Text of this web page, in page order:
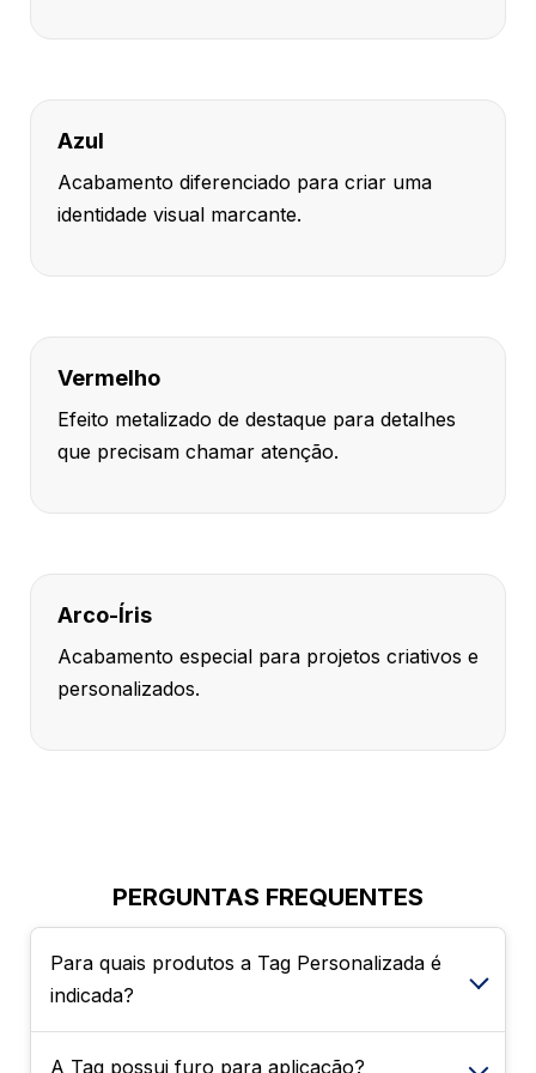
Azul
Acabamento diferenciado para criar uma
identidade visual marcante.
Vermelho
Efeito metalizado de destaque para detalhes
que precisam chamar atenção.
Arco-Íris
Acabamento especial para projetos criativos e
personalizados.
PERGUNTAS FREQUENTES
Para quais produtos a Tag Personalizada é
indicada?
A Tag possui furo para aplicação?